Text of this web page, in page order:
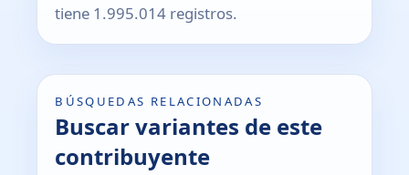
tiene 1.995.014 registros.
BÚSQUEDAS RELACIONADAS
Buscar variantes de este
contribuyente